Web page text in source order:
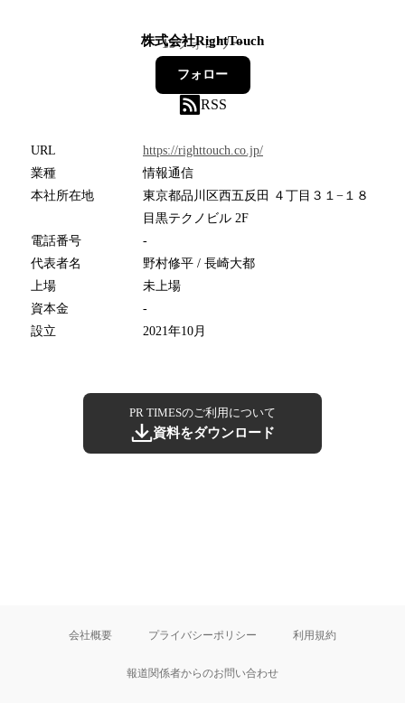
株式会社RightTouch
15フォロワー
フォロー
RSS
URL
https://righttouch.co.jp/
業種
情報通信
本社所在地
東京都品川区西五反田 ４丁目３１−１８
目黒テクノビル 2F
電話番号
-
代表者名
野村修平 / 長崎大都
上場
未上場
資本金
-
設立
2021年10月
PR TIMESのご利用について
資料をダウンロード
会社概要 プライバシーポリシー 利用規約
報道関係者からのお問い合わせ